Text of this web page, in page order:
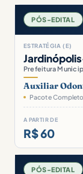
PÓS-EDITAL
ESTRATÉGIA (E)
Prefeitura
Auxiliar
Pacote Completo
A PARTIR DE
R$ 60
PÓS-EDITAL